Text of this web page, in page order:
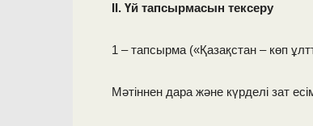
ІІ. Үй тапсырмасын тексеру
1 – тапсырма («Қазақстан – көп
Мәтіннен дара және күрделі зат